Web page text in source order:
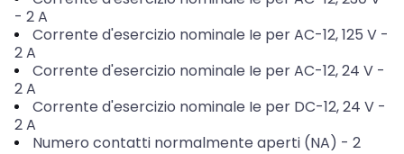
- 2A
Corrente d'esercizio nominale Ie per AC-12, 125 V-
2A
Corrente d'esercizio nominale Ie per AC-12, 24 V-
2A
Corrente d'esercizio nominale Ie per DC-12, 24 V-
2A
Numero contatti normalmente aperti (NA) - 2